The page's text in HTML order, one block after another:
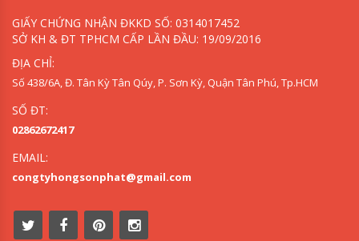
GIẤY CHỨNG NHẬN ĐKKD SỐ: 0314017452
SỞ KH & ĐT TPHCM CẤP LẦN ĐẦU: 19/09/2016
ĐỊA CHỈ:
Số 438/6A, Đ. Tân Kỳ Tân Qúy, P. Sơn Kỳ, Quận Tân Phú, Tp.HCM
SỐ ĐT:
02862672417
EMAIL:
congtyhongsonphat@gmail.com